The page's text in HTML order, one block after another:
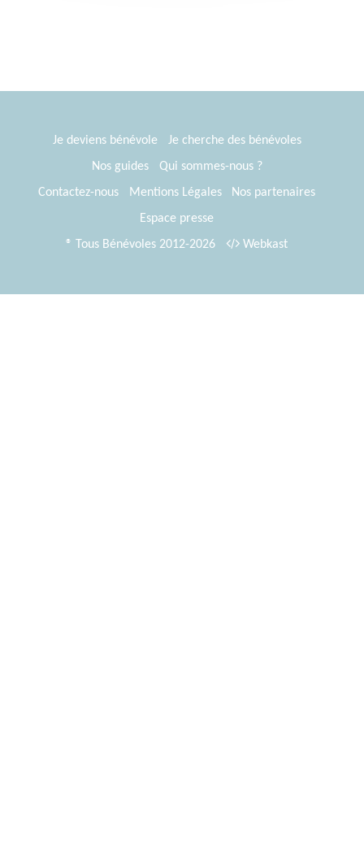
Je deviens bénévole
Je cherche des bénévoles
Nos guides
Qui sommes-nous ?
Contactez-nous
Mentions Légales
Nos partenaires
Espace presse
® Tous Bénévoles 2012-2026
Webkast